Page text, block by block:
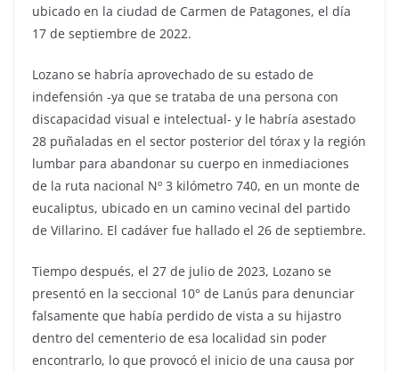
ubicado en la ciudad de Carmen de Patagones, el día
17 de septiembre de 2022.
Lozano se habría aprovechado de su estado de
indefensión -ya que se trataba de una persona con
discapacidad visual e intelectual- y le habría asestado
28 puñaladas en el sector posterior del tórax y la región
lumbar para abandonar su cuerpo en inmediaciones
de la ruta nacional Nº 3 kilómetro 740, en un monte de
eucaliptus, ubicado en un camino vecinal del partido
de Villarino. El cadáver fue hallado el 26 de septiembre.
Tiempo después, el 27 de julio de 2023, Lozano se
presentó en la seccional 10° de Lanús para denunciar
falsamente que había perdido de vista a su hijastro
dentro del cementerio de esa localidad sin poder
encontrarlo, lo que provocó el inicio de una causa por